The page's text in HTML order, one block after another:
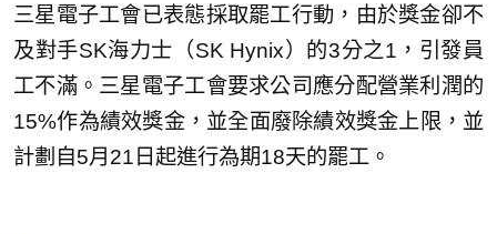
三星電子工會已表態採取罷工行動，由於獎金卻不
及對手SK海力士（SK Hynix）的3分之1，引發員
工不滿。三星電子工會要求公司應分配營業利潤的
15%作為績效獎金，並全面廢除績效獎金上限，並
計劃自5月21日起進行為期18天的罷工。